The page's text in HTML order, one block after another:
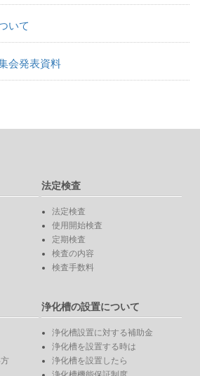
いて
会発表資料
法定検査
法定検査
使用開始検査
定期検査
検査の内容
検査手数料
浄化槽の設置について
浄化槽設置に対する補助金
浄化槽を設置する時は
浄化槽を設置したら